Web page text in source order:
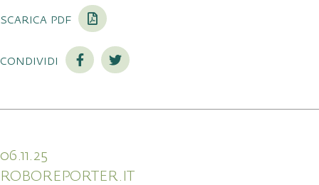
scarica pdf
condividi
06.11.25
ROBOREPORTER.IT